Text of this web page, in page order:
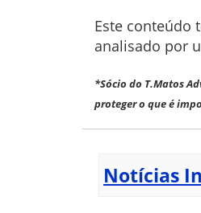
Este conteúdo
analisado por
*Sócio do T.Matos
proteger o que é
Notícias